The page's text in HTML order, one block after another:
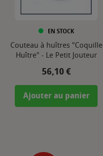
EN STOCK
Couteau à huîtres "Coquille
Huître" - Le Petit Jouteur
Prix
56,10 €
Ajouter au panier